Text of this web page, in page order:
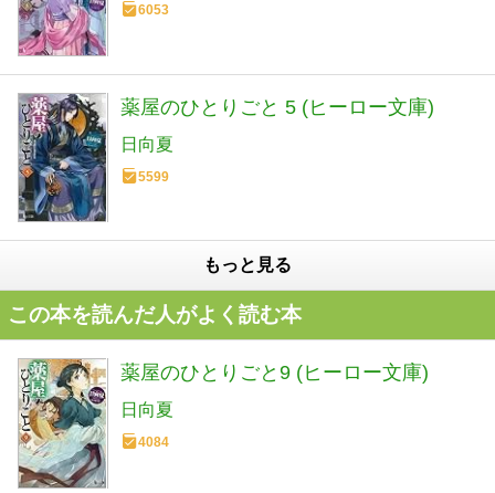
6053
薬屋のひとりごと 5 (ヒーロー文庫)
日向夏
5599
もっと見る
この本を読んだ人がよく読む本
薬屋のひとりごと9 (ヒーロー文庫)
日向夏
4084